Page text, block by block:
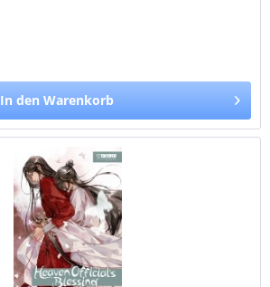
In den Warenkorb